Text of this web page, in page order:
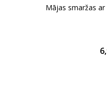
Mājas smaržas ar